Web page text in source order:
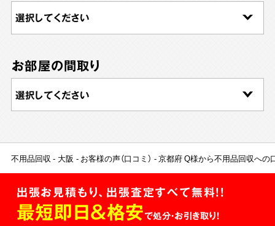
お部屋の間取り
不用品回収 大阪 お客様の声（口コミ） 京都府 Q様から不用品回収への
出張お見積もり、出張査定すべて無料!!
最短即日＆格安で処分・お引き取り！